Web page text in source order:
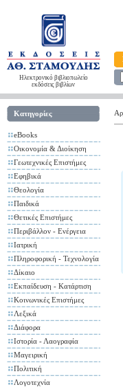
Ηλεκτρονικό βιβλιοπωλείο
εκδόσεις βιβλίων
Κατηγορίες
eBooks
Οικονομία & Διοίκηση
Γεωτεχνικές Επιστήμες
Εφηβικά
Θεολογία
Παιδικά
Θετικές Επιστήμες
Περιβάλλον - Ενέργεια
Ιατρική
Πληροφορική - Τεχνολογία
Δίκαιο
Εκπαίδευση - Κατάρτιση
Κοινωνικές Επιστήμες
Λεξικά
Διάφορα
Ιστορία - Λαογραφία
Μαγειρική
Πολιτική
Λογοτεχνία